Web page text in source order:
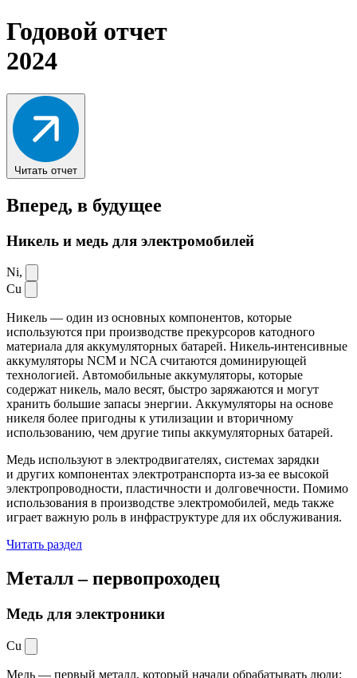
Годовой отчет
2024
Читать отчет
Вперед, в будущее
Никель и медь для электромобилей
Ni,
Cu
Никель — один из основных компонентов, которые
используются при производстве прекурсоров катодного
материала для аккумуляторных батарей. Никель-интенсивные
аккумуляторы NCM и NCA считаются доминирующей
технологией. Автомобильные аккумуляторы, которые
содержат никель, мало весят, быстро заряжаются и могут
хранить большие запасы энергии. Аккумуляторы на основе
никеля более пригодны к утилизации и вторичному
использованию, чем другие типы аккумуляторных батарей.
Медь используют в электродвигателях, системах зарядки
и других компонентах электротранспорта из-за ее высокой
электропроводности, пластичности и долговечности. Помимо
использования в производстве электромобилей, медь также
играет важную роль в инфраструктуре для их обслуживания.
Читать раздел
Металл –первопроходец
Медь для электроники
Cu
Медь — первый металл, который начали обрабатывать люди: